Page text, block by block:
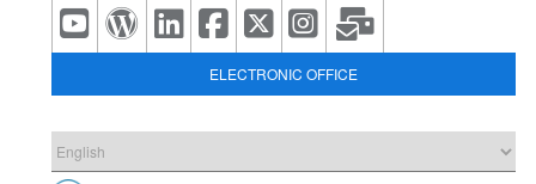
ELECTRONIC OFFICE